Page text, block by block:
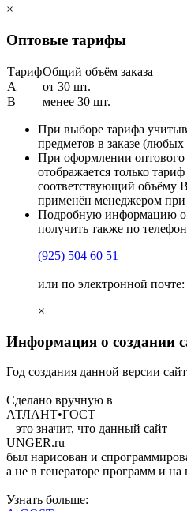
×
Оптовые тарифы
ТарифОбщий объём заказа
A
от 30 шт.
B
менее 30 шт.
При выборе тарифа
предметов в заказе
При оформлении оптового
отображается только
соответствующий объёму
применён менеджером при
Подробную информацию
получить также по
(925) 504 60 51
или по электронной почте:
×
Информация о создании
Год создания данной версии
Сделано вручную в
АТЛАНТ•ГОСТ
– это значит, что данный сайт
UNGER.ru
был нарисован и
а не в генераторе программ и
Узнать больше: